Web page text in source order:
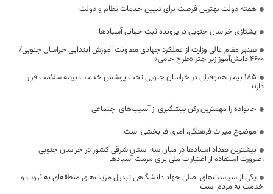
هفته دولت بهترین فرصت برای تبیین خدمات نظام و دولت
یشتازی خراسان جنوبی در پرونده ثبت جهانی آسبادها
تقدیر مقام عالی وزارت از عملکرد جهادی معاونت آموزش ابتدایی خراسان جنوبی/
۴۶۰۰ دانش‌آموز زیر چتر «طرح حامی»
۱۸۵ بیمار هموفیلی در خراسان جنوبی تحت پوشش خدمات بیمه سلامت قرار
دارند
خانواده را مهمترین رکن پیشگیری از آسیب‌های اجتماعی
موضوع میراث فرهنگی، امری فرابخشی است
بیشترین تعداد آسبادها در میان سه استان شرقی کشور در خراسان جنوبی
،ضرورت استفاده از اعتبارات ملی برای مرمت آسبادها
یکی از سیاست‌های اصلی جهاد دانشگاهی تبدیل مزیت‌های منطقه‌ای به ثروت و
خدمت به مردم است